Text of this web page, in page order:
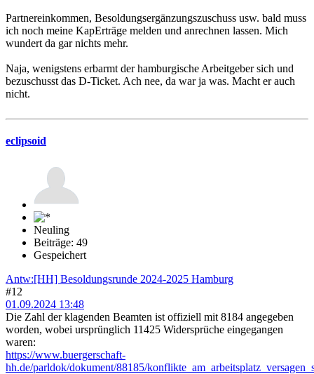
Partnereinkommen, Besoldungsergänzungszuschuss usw. bald muss
ich noch meine KapErträge melden und anrechnen lassen. Mich
wundert da gar nichts mehr.
Naja, wenigstens erbarmt der hamburgische Arbeitgeber sich und
bezuschusst das D-Ticket. Ach nee, da war ja was. Macht er auch
nicht.
eclipsoid
Neuling
Beiträge: 49
Gespeichert
Antw:[HH] Besoldungsrunde 2024-2025 Hamburg
#12
01.09.2024 13:48
Die Zahl der klagenden Beamten ist offiziell mit 8184 angegeben
worden, wobei ursprünglich 11425 Widersprüche eingegangen
waren:
https://www.buergerschaft-
hh.de/parldok/dokument/88185/